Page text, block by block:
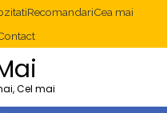
RecomandariCea mai
Cel mai